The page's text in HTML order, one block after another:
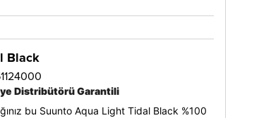
Black
Distribütörü Garantili
bu Suunto Aqua Light Tidal Black %100